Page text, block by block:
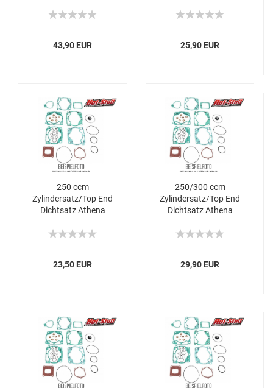
Motard/Husqvarna
43,90 EUR
CR/WR/WRK
25,90 EUR
250 ccm
Zylindersatz/Top End
Dichtsatz Athena
CR/WR/WRK
23,50 EUR
250/300 ccm
Zylindersatz/Top End
Dichtsatz Athena
29,90 EUR